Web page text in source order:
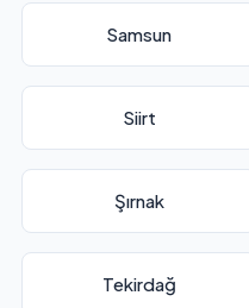
Samsun
Siirt
Şırnak
Tekirdağ